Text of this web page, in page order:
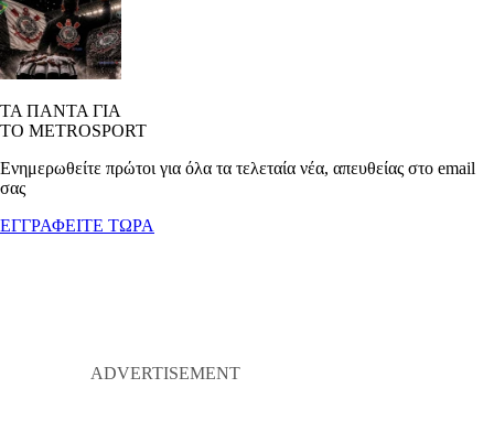
ΤΑ ΠΑΝΤΑ ΓΙΑ
ΤΟ METROSPORT
Ενημερωθείτε πρώτοι για όλα τα τελεταία νέα, απευθείας στο email
σας
ΕΓΓΡΑΦΕΙΤΕ ΤΩΡΑ